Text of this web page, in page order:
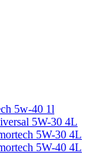
5w-40 1l
5W-30 4L
5W-30 4L
5W-40 4L